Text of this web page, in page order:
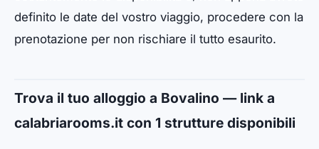
definito le date del vostro viaggio, procedere con la
prenotazione per non rischiare il tutto esaurito.
Trova il tuo alloggio a Bovalino — link a
calabriarooms.it con 1 strutture disponibili